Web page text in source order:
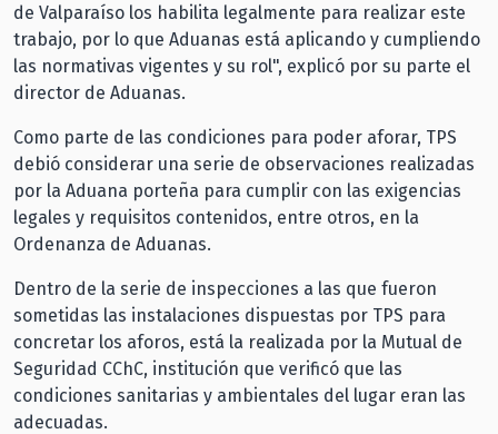
de Valparaíso los habilita legalmente para realizar este
trabajo, por lo que Aduanas está aplicando y cumpliendo
las normativas vigentes y su rol", explicó por su parte el
director de Aduanas.
Como parte de las condiciones para poder aforar, TPS
debió considerar una serie de observaciones realizadas
por la Aduana porteña para cumplir con las exigencias
legales y requisitos contenidos, entre otros, en la
Ordenanza de Aduanas.
Dentro de la serie de inspecciones a las que fueron
sometidas las instalaciones dispuestas por TPS para
concretar los aforos, está la realizada por la Mutual de
Seguridad CChC, institución que verificó que las
condiciones sanitarias y ambientales del lugar eran las
adecuadas.